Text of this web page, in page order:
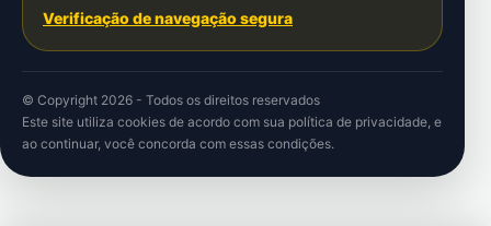
Verificação de navegação segura
© Copyright 2026 - Todos os direitos reservados
Este site utiliza cookies de acordo com sua política de privacidade, e
ao continuar, você concorda com essas condições.